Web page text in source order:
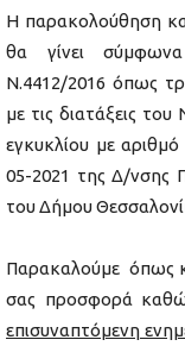
Η παρακολούθηση
θα γίνει
Ν.4412/2016 όπως
με τις διατάξεις
εγκυκλίου με
05-2021 της Δ/νσης
του Δήμου
Παρακαλούμε όπως
σας προσφορά
επισυναπτόμενη